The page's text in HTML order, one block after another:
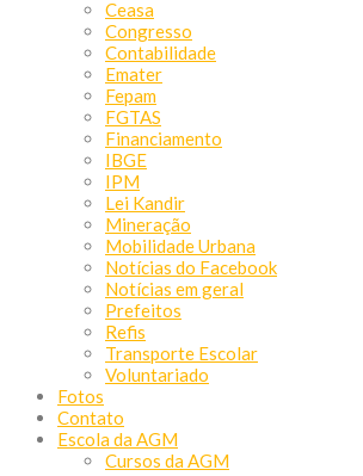
Ceasa
Congresso
Contabilidade
Emater
Fepam
FGTAS
Financiamento
IBGE
IPM
Lei Kandir
Mineração
Mobilidade Urbana
Notícias do Facebook
Notícias em geral
Prefeitos
Refis
Transporte Escolar
Voluntariado
Fotos
Contato
Escola da AGM
Cursos da AGM